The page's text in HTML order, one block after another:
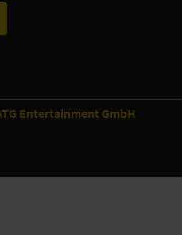
Entertainment GmbH